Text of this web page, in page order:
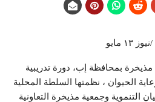
١٣ مايو
بمحافظة إب، دورة تدريبية
الحيوان ، نظمتها السلطة المحلية
التنموية وجمعية مذيخرة التعاونية